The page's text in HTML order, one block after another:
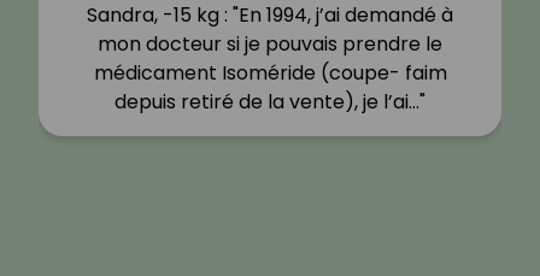
Sandra, -15 kg : "En 1994, j’ai demandé à
mon docteur si je pouvais prendre le
médicament Isoméride (coupe- faim
depuis retiré de la vente), je l’ai…"